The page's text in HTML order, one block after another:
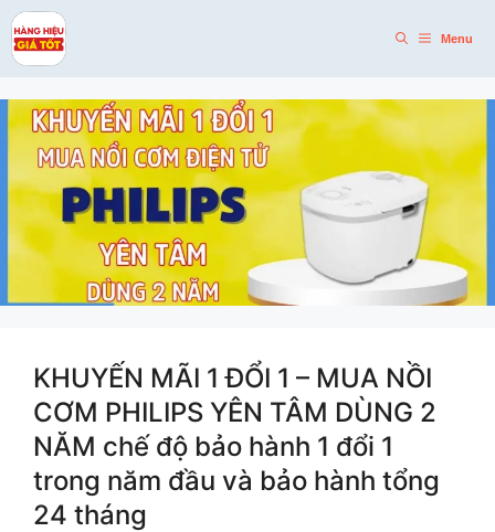
Skip
to
content
Menu
KHUYẾN MÃI 1 ĐỔI 1 – MUA NỒI
CƠM PHILIPS YÊN TÂM DÙNG 2
NĂM chế độ bảo hành 1 đổi 1
trong năm đầu và bảo hành tổng
24 tháng